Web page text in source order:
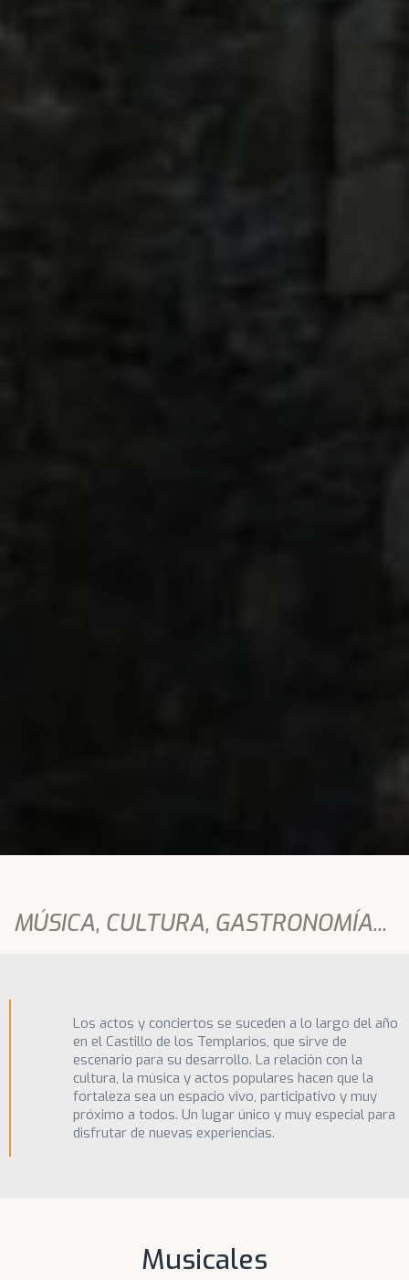
MÚSICA, CULTURA, GASTRONOMÍA...
Los actos y conciertos se suceden a lo largo del año
en el Castillo de los Templarios, que sirve de
escenario para su desarrollo. La relación con la
cultura, la música y actos populares hacen que la
fortaleza sea un espacio vivo, participativo y muy
próximo a todos. Un lugar único y muy especial para
disfrutar de nuevas experiencias.
Musicales